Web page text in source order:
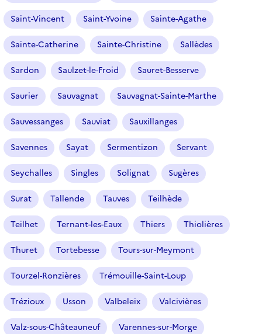
Saint-Vincent Saint-Yvoine Sainte-Agathe
Sainte-Catherine Sainte-Christine Sallèdes
Sardon Saulzet-le-Froid Sauret-Besserve
Saurier Sauvagnat Sauvagnat-Sainte-Marthe
Sauvessanges Sauviat Sauxillanges
Savennes Sayat Sermentizon Servant
Seychalles Singles Solignat Sugères
Surat Tallende Tauves Teilhède
Teilhet Ternant-les-Eaux Thiers Thiolières
Thuret Tortebesse Tours-sur-Meymont
Tourzel-Ronzières Trémouille-Saint-Loup
Trézioux Usson Valbeleix Valcivières
Valz-sous-Châteauneuf Varennes-sur-Morge